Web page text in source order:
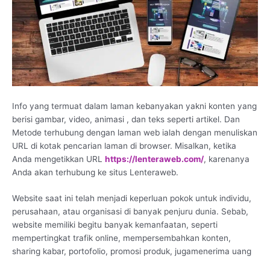
Info yang termuat dalam laman kebanyakan yakni konten yang
berisi gambar, video, animasi , dan teks seperti artikel. Dan
Metode terhubung dengan laman web ialah dengan menuliskan
URL di kotak pencarian laman di browser. Misalkan, ketika
Anda mengetikkan URL https://lenteraweb.com/, karenanya
Anda akan terhubung ke situs Lenteraweb.
Website saat ini telah menjadi keperluan pokok untuk individu,
perusahaan, atau organisasi di banyak penjuru dunia. Sebab,
website memiliki begitu banyak kemanfaatan, seperti
mempertingkat trafik online, mempersembahkan konten,
sharing kabar, portofolio, promosi produk, jugamenerima uang